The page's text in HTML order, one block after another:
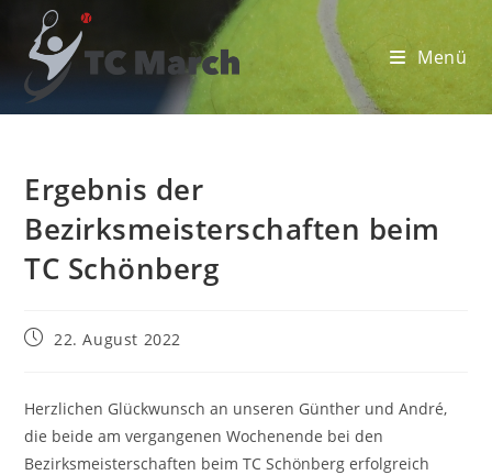
Inhalt
springen
Menü
Ergebnis der
Bezirksmeisterschaften beim
TC Schönberg
Beitrag22. August 2022
Herzlichen Glückwunsch an unseren Günther und André,
die beide am vergangenen Wochenende bei den
Bezirksmeisterschaften beim TC Schönberg erfolgreich